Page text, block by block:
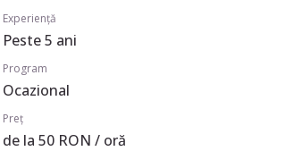
Experiență
Peste 5 ani
Program
Ocazional
Preț
de la 50 RON / oră